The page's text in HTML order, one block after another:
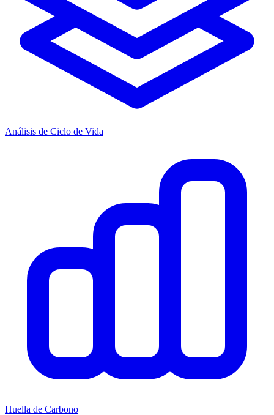
Análisis de Ciclo de Vida
Huella de Carbono